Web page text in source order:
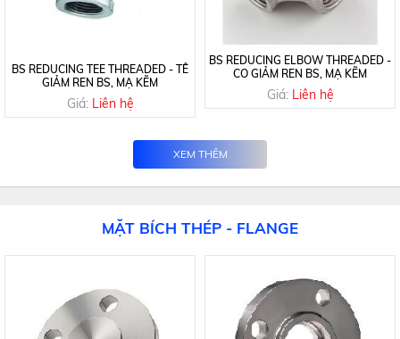
BS REDUCING TEE THREADED - TÊ
GIẢM REN BS, MẠ KẼM
Giá: Liên hệ
BS REDUCING ELBOW THREADED -
CO GIẢM REN BS, MẠ KẼM
Giá: Liên hệ
XEM THÊM
MẶT BÍCH THÉP - FLANGE